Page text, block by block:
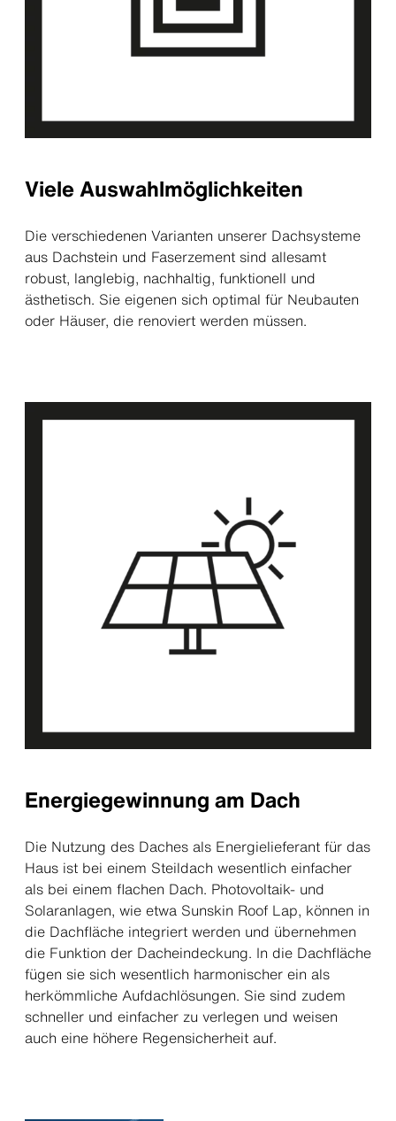
Viele Auswahlmöglichkeiten
Die verschiedenen Varianten unserer Dachsysteme
aus Dachstein und Faserzement sind allesamt
robust, langlebig, nachhaltig, funktionell und
ästhetisch. Sie eigenen sich optimal für Neubauten
oder Häuser, die renoviert werden müssen.
Energiegewinnung am Dach
Die Nutzung des Daches als Energielieferant für das
Haus ist bei einem Steildach wesentlich einfacher
als bei einem flachen Dach. Photovoltaik- und
Solaranlagen, wie etwa Sunskin Roof Lap, können in
die Dachfläche integriert werden und übernehmen
die Funktion der Dacheindeckung. In die Dachfläche
fügen sie sich wesentlich harmonischer ein als
herkömmliche Aufdachlösungen. Sie sind zudem
schneller und einfacher zu verlegen und weisen
auch eine höhere Regensicherheit auf.